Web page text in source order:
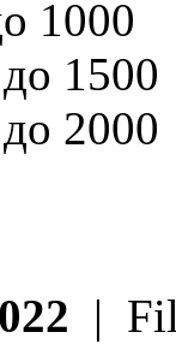
1000
1500
2000
|